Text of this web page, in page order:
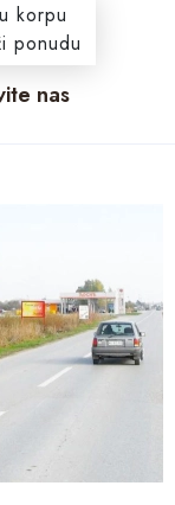
korpu
ponudu
nas